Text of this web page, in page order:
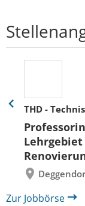
THD -
Eine
zurück
Zur Jobbörse